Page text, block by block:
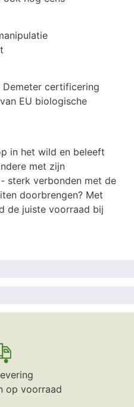
Demeter certificering
EU biologische
in het wild en beleeft
met zijn
sterk verbonden met de
doorbrengen? Met
de juiste voorraad bij
op voorraad